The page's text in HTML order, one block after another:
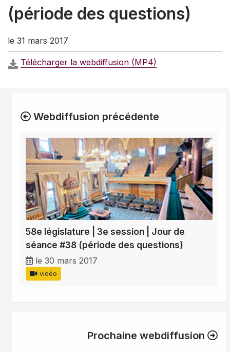
(période des questions)
le 31 mars 2017
Télécharger la webdiffusion (MP4)
Webdiffusion précédente
58e législature | 3e session | Jour de
séance #38 (période des questions)
le 30 mars 2017
vidéo
Prochaine webdiffusion